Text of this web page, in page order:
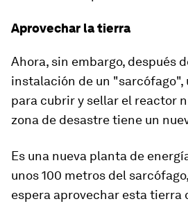
Aprovechar la tierra
Ahora, sin embargo, después
instalación de un "sarcófago",
para cubrir y sellar el reactor
zona de desastre tiene un
Es una nueva planta de
unos 100 metros del
espera aprovechar esta tierra